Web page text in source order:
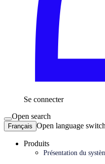
Se connecter
Open search
Français Open language
Produits
Présentation du